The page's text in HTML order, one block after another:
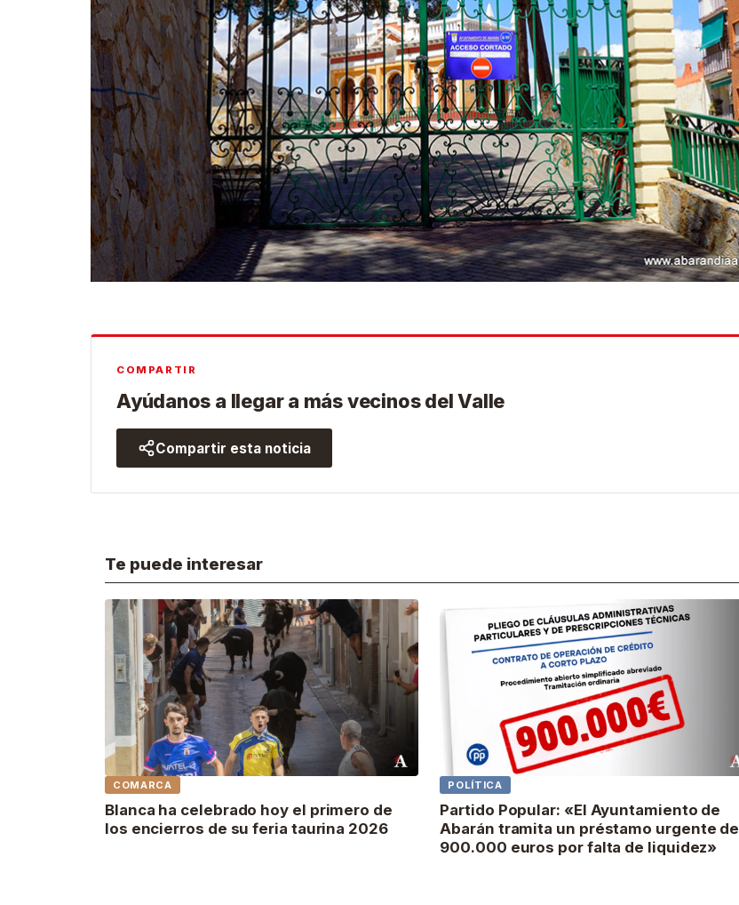
COMPARTIR
Ayúdanos a llegar a más vecinos del Valle
Compartir esta noticia
Te puede interesar
COMARCA
Blanca ha celebrado hoy el primero de
los encierros de su feria taurina 2026
POLÍTICA
Partido Popular: «El Ayuntamiento de
Abarán tramita un préstamo urgente de
900.000 euros por falta de liquidez»